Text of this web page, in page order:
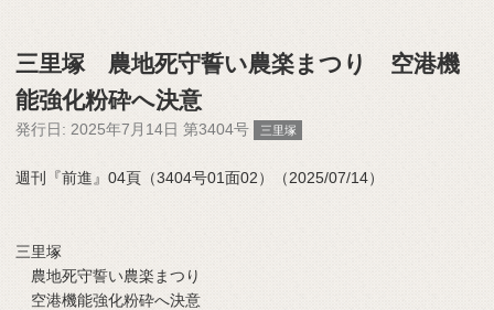
三里塚 農地死守誓い農楽まつり 空港機
能強化粉砕へ決意
発行日: 2025年7月14日 第3404号 三里塚
週刊『前進』04頁（3404号01面02）（2025/07/14）
三里塚
農地死守誓い農楽まつり
空港機能強化粉砕へ決意